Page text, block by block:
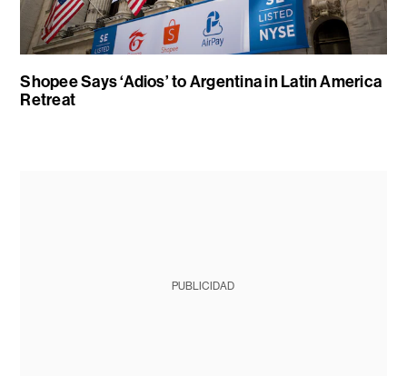
Shopee Says ‘Adios’ to Argentina in Latin America
Retreat
PUBLICIDAD